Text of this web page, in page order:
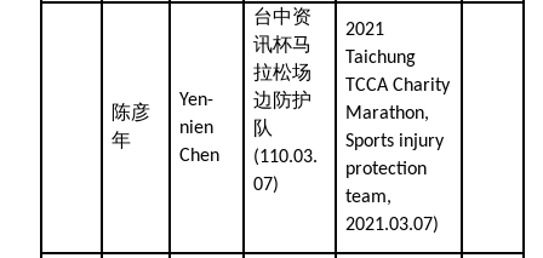
陈彦
年
Yen-
nien
Chen
台中资
讯杯马
拉松场
边防护
队
(110.03.
07)
2021
Taichung
TCCA Charity
Marathon,
Sports injury
protection
team,
2021.03.07)